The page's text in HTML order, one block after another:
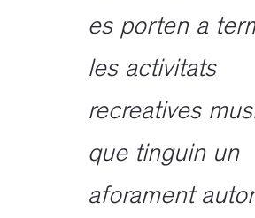
es porten a
les activitats
recreatives
que tinguin un
aforament